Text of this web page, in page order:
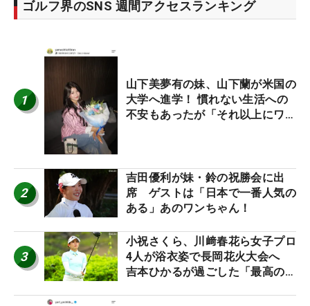
ゴルフ界のSNS 週間アクセスランキング
1
山下美夢有の妹、山下蘭が米国の
大学へ進学！ 慣れない生活への
不安もあったが「それ以上にワク
2
吉田優利が妹・鈴の祝勝会に出
席 ゲストは「日本で一番人気の
ある」あのワンちゃん！
3
小祝さくら、川﨑春花ら女子プロ
4人が浴衣姿で長岡花火大会へ
吉本ひかるが過ごした「最高の夏